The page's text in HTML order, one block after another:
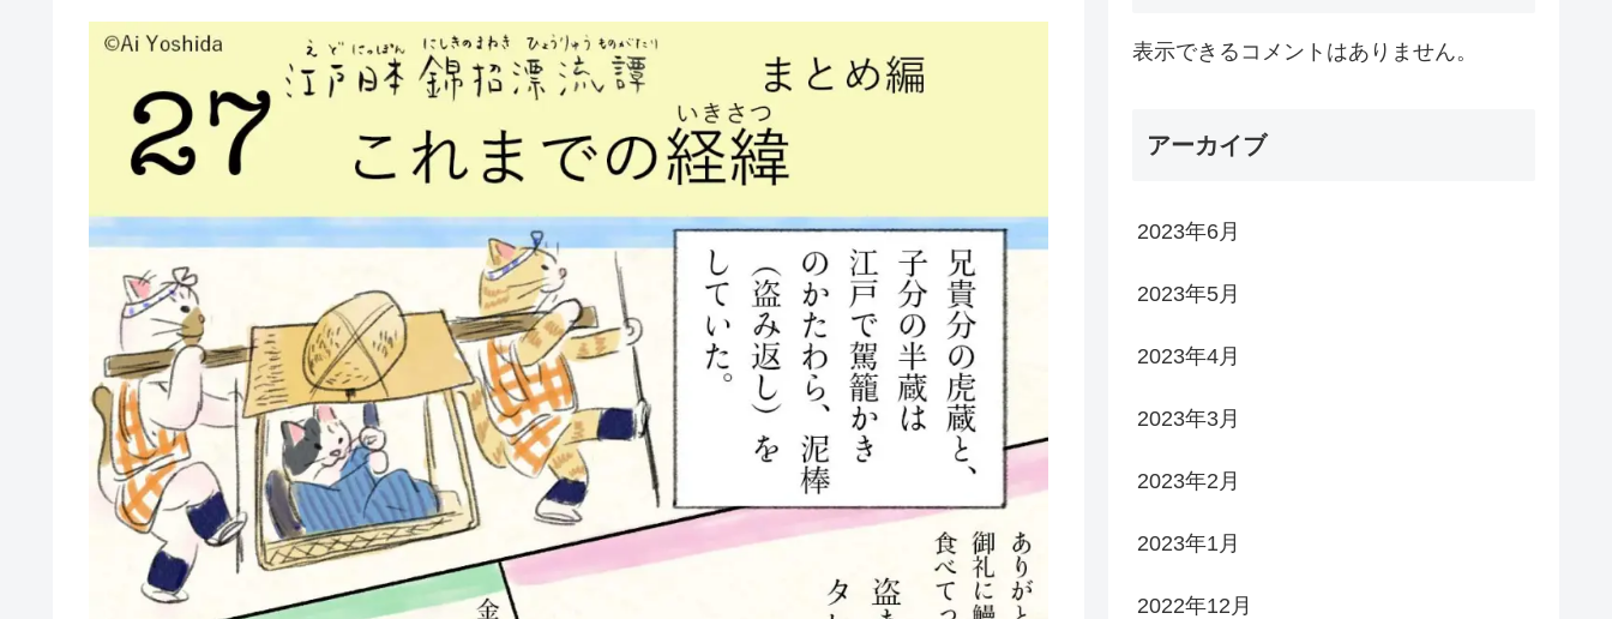
表示できるコメントはありません。
アーカイブ
2023年6月
2023年5月
2023年4月
2023年3月
2023年2月
2023年1月
2022年12月